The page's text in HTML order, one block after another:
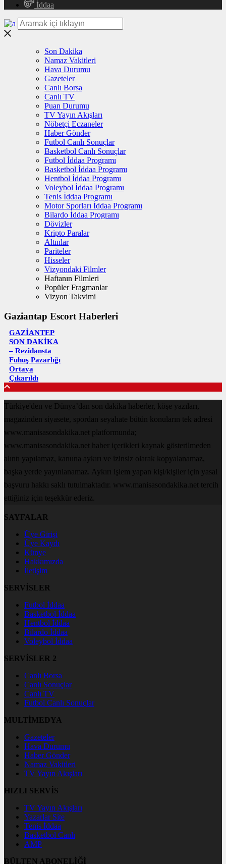
İddaa
Son Dakika
Namaz Vakitleri
Hava Durumu
Gazeteler
Canlı Borsa
Canlı TV
Puan Durumu
TV Yayın Akışları
Nöbetçi Eczaneler
Haber Gönder
Futbol Canlı Sonuçlar
Basketbol Canlı Sonuçlar
Futbol İddaa Programı
Basketbol İddaa Programı
Hentbol İddaa Programı
Voleybol İddaa Programı
Tenis İddaa Programı
Motor Sporları İddaa Programı
Bilardo İddaa Programı
Dövizler
Kripto Paralar
Altınlar
Pariteler
Hisseler
Vizyondaki Filmler
Haftanın Filmleri
Popüler Fragmanlar
Vizyon Takvimi
Gaziantap Escort Haberleri
GAZİANTEP
SON DAKİKA
– Rezidansta
Fuhuş Pazarlığı
Ortaya
Çıkarıldı
Türkiye'den ve Dünya’dan son dakika haberler, köşe yazıları,
magazinden siyasete, spordan seyahate bütün konuların tek adresi
www.manisasondakika.net platformunda;
www.manisasondakika.net haber içerikleri kaynak gösterilmeden
alıntı yapılamaz, kanuna aykırı ve izinsiz olarak kopyalanamaz,
başka yerde yayınlanamaz. Aykırı işlem yapan kişi/kişiler için yasal
başvuru hakkı saklı tutulmaktadır. www.manisasondakika.net tercih
ettiğiniz için teşekkür ederiz.
SAYFALAR
Üye Girişi
Üye Kaydı
Künye
Hakkımızda
İletişim
SERVİSLER
Futbol İddaa
Basketbol İddaa
Hentbol İddaa
Bilardo İddaa
Voleybol İddaa
SERVİSLER 2
Canlı Borsa
Canlı Sonuçlar
Canlı TV
Futbol Canlı Sonuçlar
MULTİMEDYA
Gazeteler
Hava Durumu
Haber Gönder
Namaz Vakitleri
TV Yayın Akışları
HIZLI SERVİS
TV Yayın Akışları
Yazarlar Site
Tenis İddaa
Basketbol Canlı
AMP
BÜLTEN ABONELİĞİ